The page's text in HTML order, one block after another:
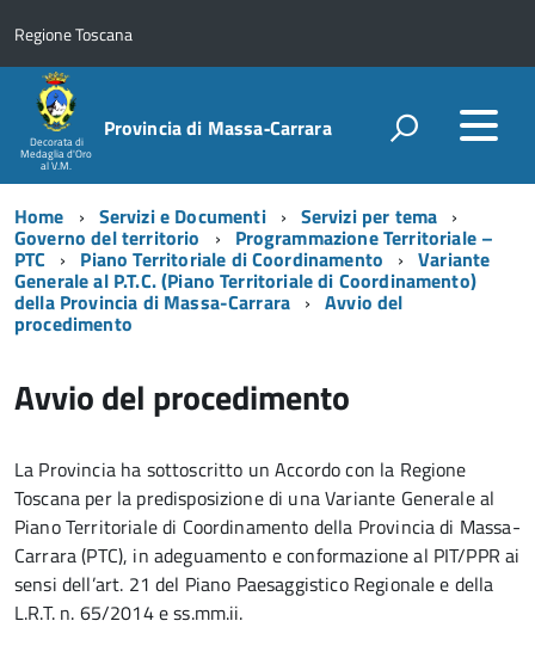
Regione Toscana
Decorata di
Medaglia d'Oro
al V.M.
Provincia di Massa‑Carrara
Home Servizi e Documenti Servizi per tema
Governo del territorio Programmazione Territoriale –
PTC Piano Territoriale di Coordinamento Variante
Generale al P.T.C. (Piano Territoriale di Coordinamento)
della Provincia di Massa-Carrara Avvio del
procedimento
Avvio del procedimento
La Provincia ha sottoscritto un Accordo con la Regione
Toscana per la predisposizione di una Variante Generale al
Piano Territoriale di Coordinamento della Provincia di Massa-
Carrara (PTC), in adeguamento e conformazione al PIT/PPR ai
sensi dell’art. 21 del Piano Paesaggistico Regionale e della
L.R.T. n. 65/2014 e ss.mm.ii.